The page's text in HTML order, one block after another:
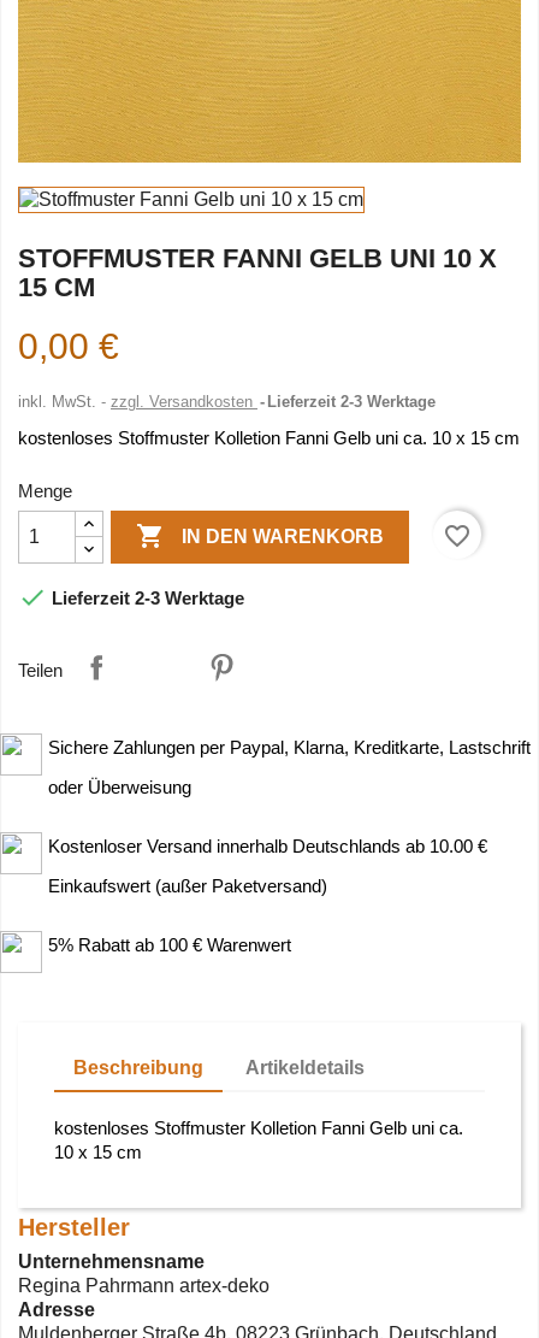
STOFFMUSTER FANNI GELB UNI 10 X
15 CM
0,00 €
inkl. MwSt. zzgl. Versandkosten Lieferzeit 2-3 Werktage
kostenloses Stoffmuster Kolletion Fanni Gelb uni ca. 10 x 15 cm
Menge
 IN DEN WARENKORB favorite_border
 Lieferzeit 2-3 Werktage
Teilen
Sichere Zahlungen per Paypal, Klarna, Kreditkarte, Lastschrift
oder Überweisung
Kostenloser Versand innerhalb Deutschlands ab 10.00 €
Einkaufswert (außer Paketversand)
5% Rabatt ab 100 € Warenwert
Beschreibung Artikeldetails
kostenloses Stoffmuster Kolletion Fanni Gelb uni ca.
10 x 15 cm
Hersteller
Unternehmensname
Regina Pahrmann artex-deko
Adresse
Muldenberger Straße 4b, 08223 Grünbach, Deutschland